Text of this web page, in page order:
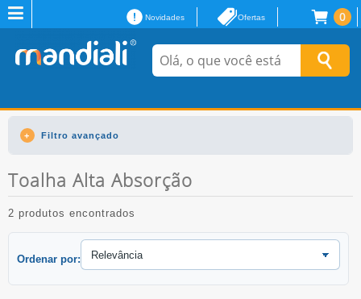
0
Novidades Ofertas
Filtro avançado
Toalha Alta Absorção
2 produtos encontrados
Ordenar por: